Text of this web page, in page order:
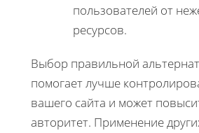
пользователей от
ресурсов.
Выбор правильной
помогает лучше
вашего сайта и может
авторитет. Применение